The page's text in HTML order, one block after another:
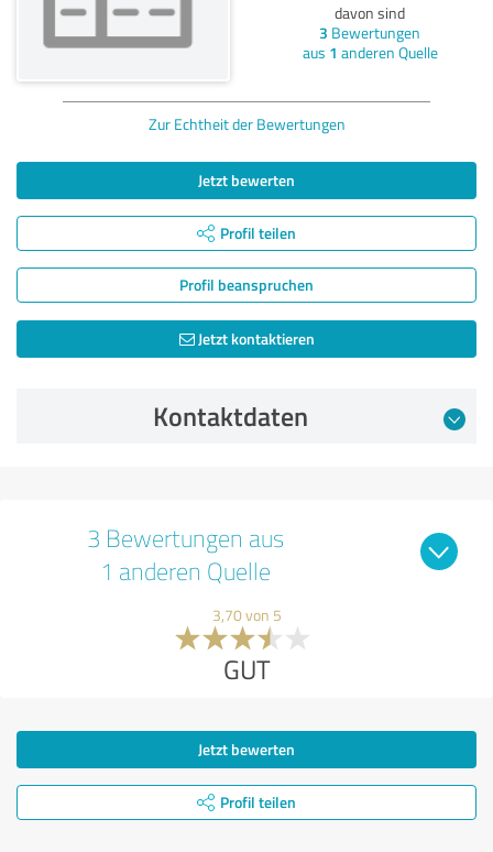
davon sind
3 Bewertungen
aus 1 anderen Quelle
Zur Echtheit der Bewertungen
Jetzt bewerten
Profil teilen
Profil beanspruchen
Jetzt kontaktieren
Kontaktdaten
3 Bewertungen aus
1 anderen Quelle
3,70 von 5
GUT
Jetzt bewerten
Profil teilen